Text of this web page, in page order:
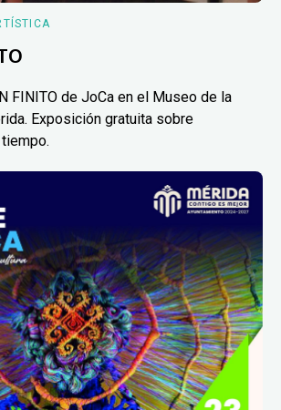
FINITO de JoCa en el Museo de la
Exposición gratuita sobre